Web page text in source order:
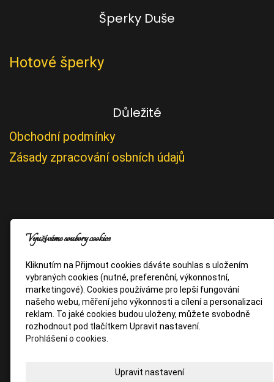
Šperky Duše
Hotové šperky
Důležité
Obchodní podmínky
Zásady zpracování osbních údajů
Využíváme soubory cookies
Kliknutím na Přijmout cookies dáváte souhlas s uložením
vybraných cookies (nutné, preferenční, výkonnostní,
marketingové). Cookies používáme pro lepší fungování
našeho webu, měření jeho výkonnosti a cílení a personalizaci
reklam. To jaké cookies budou uloženy, můžete svobodně
rozhodnout pod tlačítkem Upravit nastavení.
Prohlášení o cookies.
Upravit nastavení